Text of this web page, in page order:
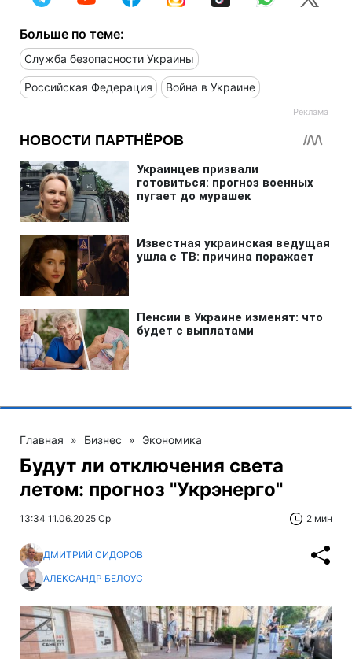
Больше по теме:
Служба безопасности Украины
Российская Федерация Война в Украине
Главная » Бизнес » Экономика
Будут ли отключения света
летом: прогноз "Укрэнерго"
13:34 11.06.2025 Ср 2 мин
ДМИТРИЙ СИДОРОВ
АЛЕКСАНДР БЕЛОУС